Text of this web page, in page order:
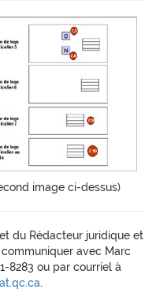
image ci-dessus)
du Rédacteur juridique et
avec Marc
8283 ou par courriel à
.